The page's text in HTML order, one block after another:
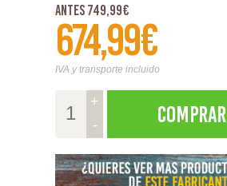
Antes 749,99€
674,99€
IVA y transporte incluido
+
-
Comprar